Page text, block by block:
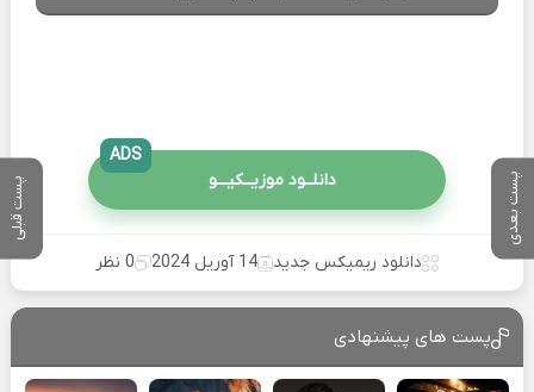
پست بعدی پست قبلی دانلــود موزیــکیـــو
ADS
دانلود ریمیکس جدید 14 آوریل 2024 0 نظر
پست های پیشنهادی